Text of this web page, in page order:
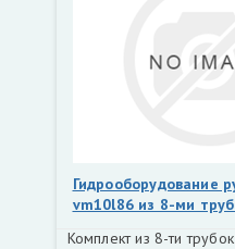
Гидрооборудование
vm10l86 из 8-ми
Комплект из 8-ти